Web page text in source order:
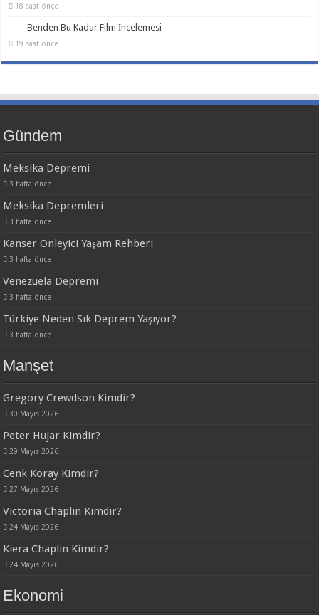
18 saat önce
Benden Bu Kadar Film İncelemesi
19 saat önce
Gündem
Meksika Depremi
3 hafta önce
Meksika Depremleri
3 hafta önce
Kanser Önleyici Yaşam Rehberi
3 hafta önce
Venezuela Depremi
3 hafta önce
Türkiye Neden Sık Deprem Yaşıyor?
3 hafta önce
Manşet
Gregory Crewdson Kimdir?
30 Mayıs 2026
Peter Hujar Kimdir?
29 Mayıs 2026
Cenk Koray Kimdir?
27 Mayıs 2026
Victoria Chaplin Kimdir?
24 Mayıs 2026
Kiera Chaplin Kimdir?
24 Mayıs 2026
Ekonomi